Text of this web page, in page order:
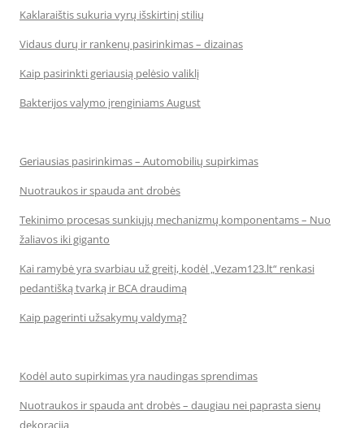
Kaklaraištis sukuria vyrų išskirtinį stilių
Vidaus durų ir rankenų pasirinkimas – dizainas
Kaip pasirinkti geriausią pelėsio valiklį
Bakterijos valymo įrenginiams August
Geriausias pasirinkimas – Automobilių supirkimas
Nuotraukos ir spauda ant drobės
Tekinimo procesas sunkiųjų mechanizmų komponentams – Nuo
žaliavos iki giganto
Kai ramybė yra svarbiau už greitį, kodėl „Vezam123.lt“ renkasi
pedantišką tvarką ir BCA draudimą
Kaip pagerinti užsakymų valdymą?
Kodėl auto supirkimas yra naudingas sprendimas
Nuotraukos ir spauda ant drobės – daugiau nei paprasta sienų
dekoracija